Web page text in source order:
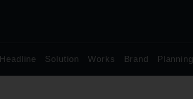
Headline Solution Works Brand Planning